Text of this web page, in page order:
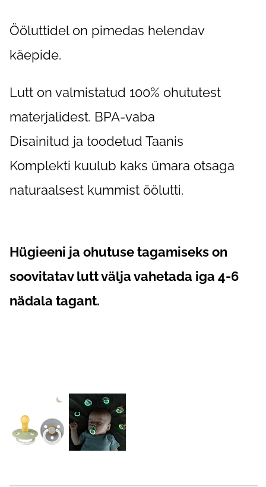
Ööluttidel on pimedas helendav
käepide.
Lutt on valmistatud 100% ohututest
materjalidest. BPA-vaba
Disainitud ja toodetud Taanis
Komplekti kuulub kaks ümara otsaga
naturaalsest kummist öölutti.
Hügieeni ja ohutuse tagamiseks on
soovitatav lutt välja vahetada iga 4-6
nädala tagant.